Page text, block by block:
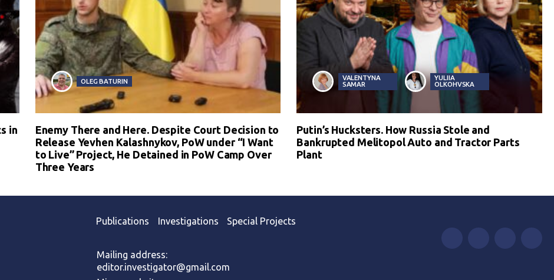
in
OLEG BATURIN
Enemy There and Here. Despite Court Decision to
Release Yevhen Kalashnykov, PoW under “I Want
to Live” Project, He Detained in PoW Camp Over
Three Years
VALENTYNA
SAMAR
YULIIA
OLKOHVSKA
Putin’s Hucksters. How Russia Stole and
Bankrupted Melitopol Auto and Tractor Parts
Plant
Publications Investigations Special Projects
Mailing address:
editor.investigator@gmail.com